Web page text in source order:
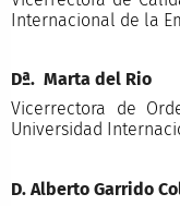
Internacional de la
Dª. Marta del Rio
Vicerrectora de
Universidad
D. Alberto Garrido